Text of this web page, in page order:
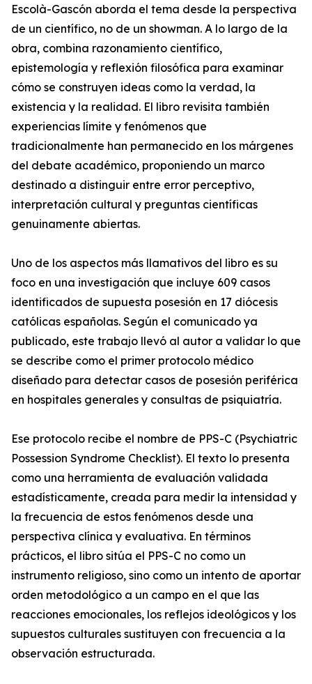
Escolà-Gascón aborda el tema desde la perspectiva
de un científico, no de un showman. A lo largo de la
obra, combina razonamiento científico,
epistemología y reflexión filosófica para examinar
cómo se construyen ideas como la verdad, la
existencia y la realidad. El libro revisita también
experiencias límite y fenómenos que
tradicionalmente han permanecido en los márgenes
del debate académico, proponiendo un marco
destinado a distinguir entre error perceptivo,
interpretación cultural y preguntas científicas
genuinamente abiertas.
Uno de los aspectos más llamativos del libro es su
foco en una investigación que incluye 609 casos
identificados de supuesta posesión en 17 diócesis
católicas españolas. Según el comunicado ya
publicado, este trabajo llevó al autor a validar lo que
se describe como el primer protocolo médico
diseñado para detectar casos de posesión periférica
en hospitales generales y consultas de psiquiatría.
Ese protocolo recibe el nombre de PPS-C (Psychiatric
Possession Syndrome Checklist). El texto lo presenta
como una herramienta de evaluación validada
estadísticamente, creada para medir la intensidad y
la frecuencia de estos fenómenos desde una
perspectiva clínica y evaluativa. En términos
prácticos, el libro sitúa el PPS-C no como un
instrumento religioso, sino como un intento de aportar
orden metodológico a un campo en el que las
reacciones emocionales, los reflejos ideológicos y los
supuestos culturales sustituyen con frecuencia a la
observación estructurada.